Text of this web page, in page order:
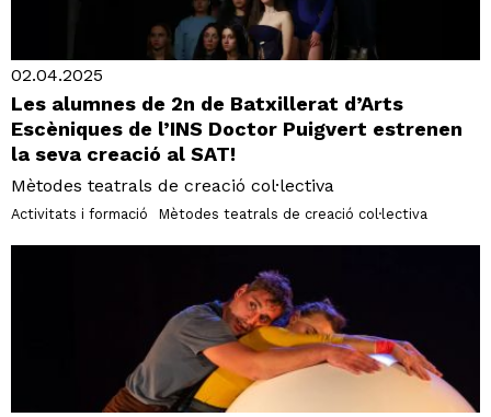
02.04.2025
Les alumnes de 2n de Batxillerat d’Arts
Escèniques de l’INS Doctor Puigvert estrenen
la seva creació al SAT!
Mètodes teatrals de creació col·lectiva
Activitats i formació Mètodes teatrals de creació col·lectiva